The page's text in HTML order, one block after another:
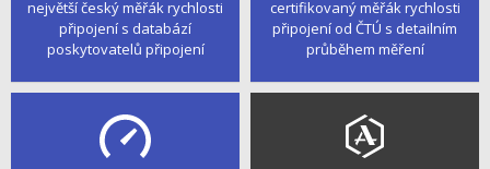
největší český měřák rychlosti
připojení s databází
poskytovatelů připojení
certifikovaný měřák rychlosti
připojení od ČTÚ s detailním
průběhem měření